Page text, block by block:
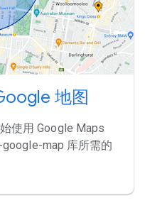
地图
使用 Google Maps
map 库所需的